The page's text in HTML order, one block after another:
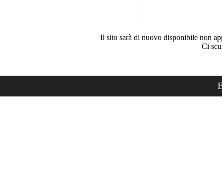
Il sito sarà di nuovo disponibile non
Ci